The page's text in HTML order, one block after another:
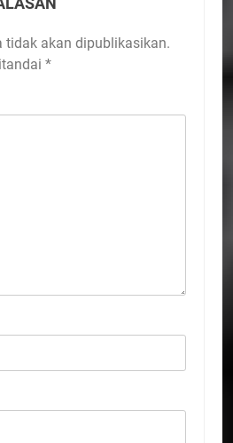
tidak akan dipublikasikan.
*